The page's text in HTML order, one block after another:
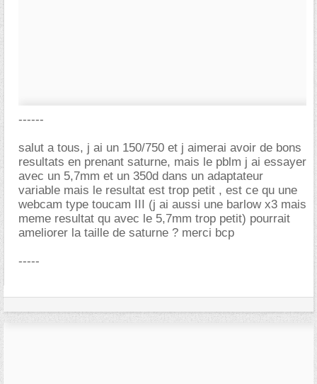
------
salut a tous, j ai un 150/750 et j aimerai avoir de bons
resultats en prenant saturne, mais le pblm j ai essayer
avec un 5,7mm et un 350d dans un adaptateur
variable mais le resultat est trop petit , est ce qu une
webcam type toucam III (j ai aussi une barlow x3 mais
meme resultat qu avec le 5,7mm trop petit) pourrait
ameliorer la taille de saturne ? merci bcp
-----